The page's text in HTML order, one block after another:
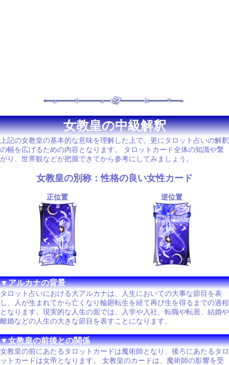
女教皇の中級解釈
上記の女教皇の基本的な意味を理解した上で、更にタロット占いの解釈
の幅を広げるための内容となります。 タロットカード全体の知識や繋
がり、世界観などが把握できてから参考にしてみましょう。
女教皇の別称：性格の良い女性カード
正位置 逆位置
▼アルカナの背景
タロット占いにおける大アルカナは、人生においての大事な節目を表
し、人が生まれてから亡くなり輪廻転生を経て再び生を得るまでの過程
となります。現実的な人生の面では、入学や入社、転職や転居、結婚や
離婚などの人生の大きな節目を表すことになります。
▼女教皇の前後との関係
女教皇の前にあたるタロットカードは魔術師となり、後ろにあたるタロ
ットカードは女帝となります。 女教皇のカードは、魔術師の影響を受